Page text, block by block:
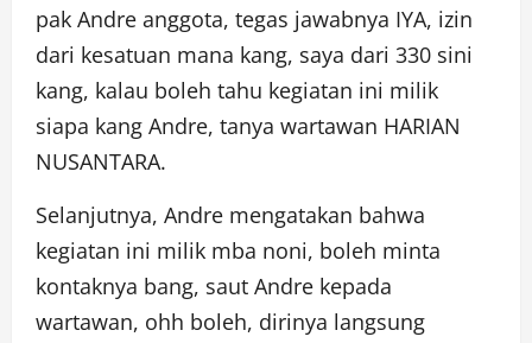
pak Andre anggota, tegas jawabnya IYA, izin
dari kesatuan mana kang, saya dari 330 sini
kang, kalau boleh tahu kegiatan ini milik
siapa kang Andre, tanya wartawan HARIAN
NUSANTARA.
Selanjutnya, Andre mengatakan bahwa
kegiatan ini milik mba noni, boleh minta
kontaknya bang, saut Andre kepada
wartawan, ohh boleh, dirinya langsung